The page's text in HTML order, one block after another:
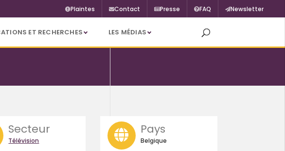
Plaintes Contact Presse FAQ Newsletter
ET RECHERCHES LES MÉDIAS
Secteur
Télévision
Pays
Belgique